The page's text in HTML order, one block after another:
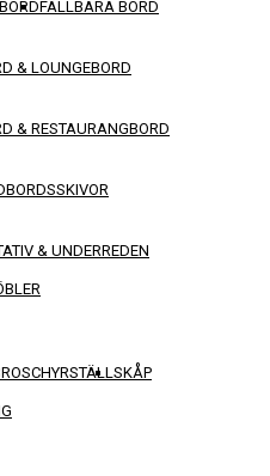
FÄLLBARA BORD
& LOUNGEBORD
& RESTAURANGBORD
BORDSSKIVOR
& UNDERREDEN
SKÅP